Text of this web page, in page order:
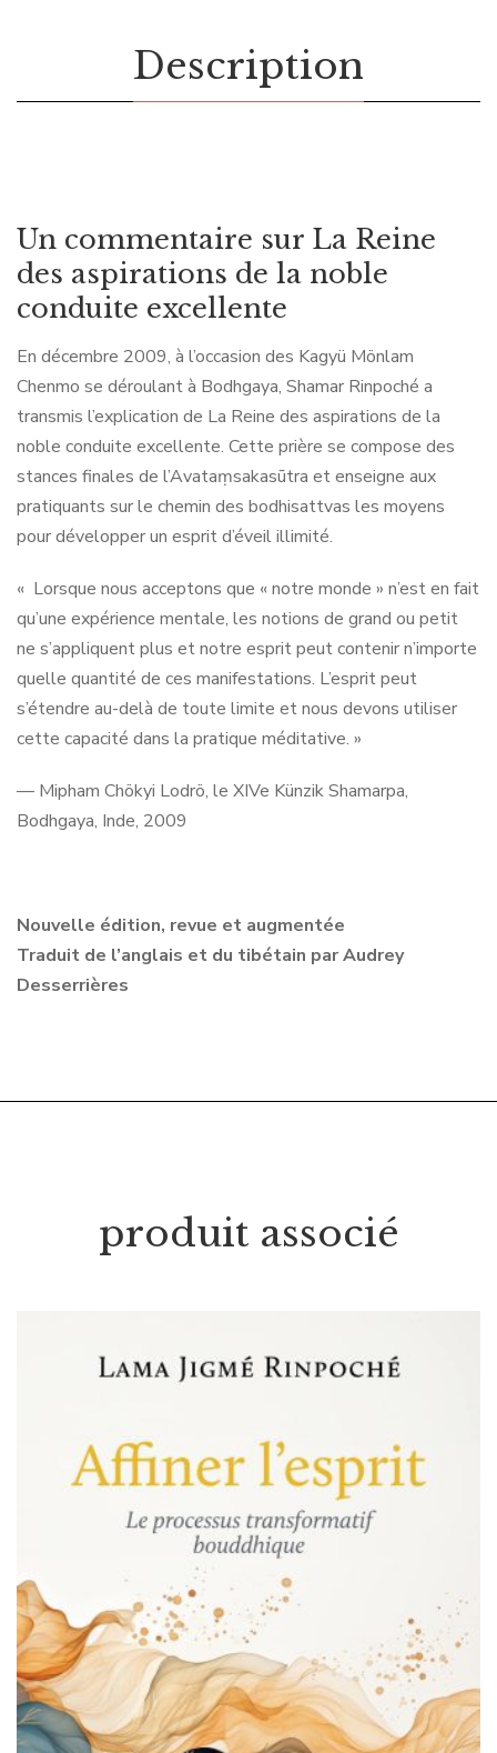
Description
Un commentaire sur La Reine
des aspirations de la noble
conduite excellente
En décembre 2009, à l’occasion des Kagyü Mönlam
Chenmo se déroulant à Bodhgaya, Shamar Rinpoché a
transmis l’explication de La Reine des aspirations de la
noble conduite excellente. Cette prière se compose des
stances finales de l’Avataṃsakasūtra et enseigne aux
pratiquants sur le chemin des bodhisattvas les moyens
pour développer un esprit d’éveil illimité.
« Lorsque nous acceptons que « notre monde » n’est en fait
qu’une expérience mentale, les notions de grand ou petit
ne s’appliquent plus et notre esprit peut contenir n’importe
quelle quantité de ces manifestations. L’esprit peut
s’étendre au-delà de toute limite et nous devons utiliser
cette capacité dans la pratique méditative. »
— Mipham Chökyi Lodrö, le XIVe Künzik Shamarpa,
Bodhgaya, Inde, 2009
Nouvelle édition, revue et augmentée
Traduit de l’anglais et du tibétain par Audrey
Desserrières
produit associé